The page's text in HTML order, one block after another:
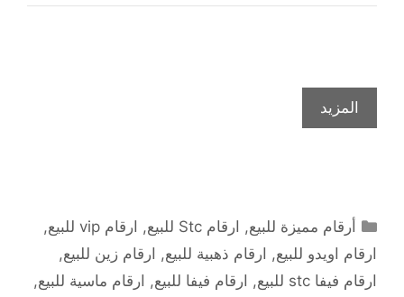
المزيد
التصنيفات
أرقام مميزة للبيع, ارقام Stc للبيع , ارقام vip للبيع
,
ارقام اويدو للبيع, ارقام ذهبية للبيع, ارقام زين للبيع,
ارقام فيفا stc للبيع
, ارقام فيفا للبيع, ارقام ماسية للبيع,